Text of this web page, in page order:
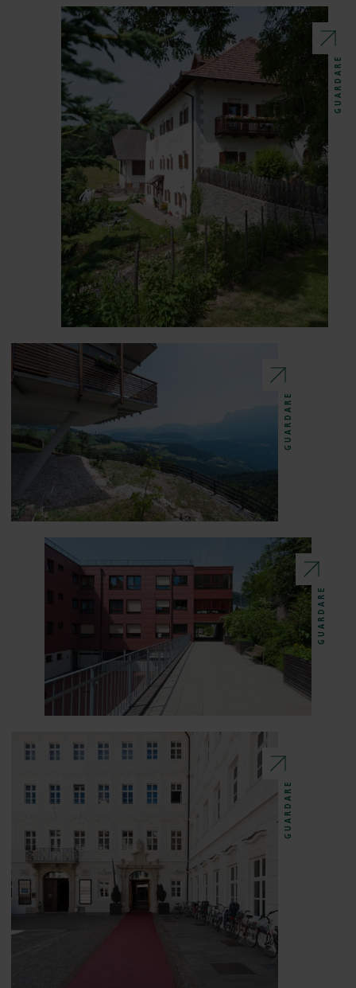
GUARDARE
GUARDARE
GUARDARE
GUARDARE